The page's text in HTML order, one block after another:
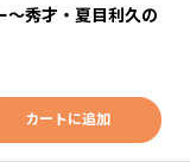
～秀才・夏目利久の
カートに追加